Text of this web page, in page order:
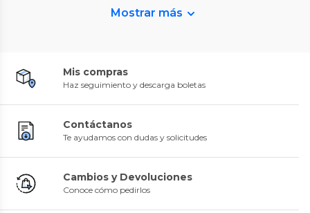
Mostrar más
Mis compras
Haz seguimiento y descarga boletas
Contáctanos
Te ayudamos con dudas y solicitudes
Cambios y Devoluciones
Conoce cómo pedirlos